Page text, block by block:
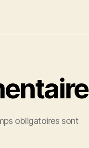
obligatoires sont